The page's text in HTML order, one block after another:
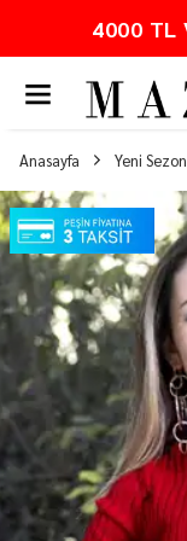
Anasayfa Yeni Sezon